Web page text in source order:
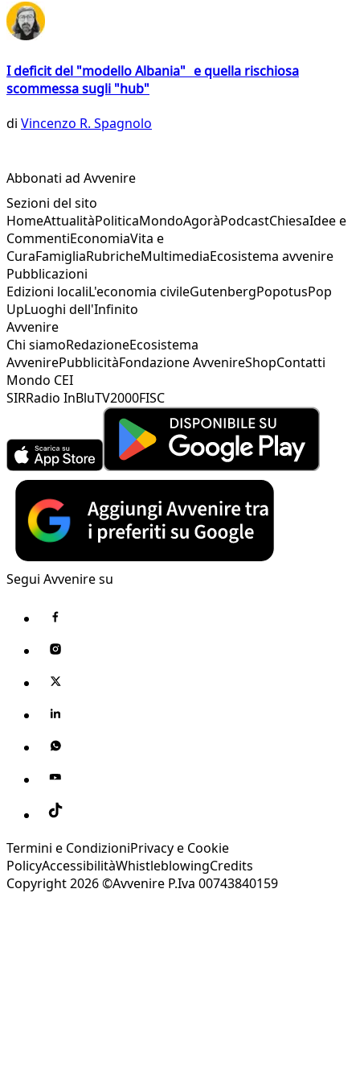
I deficit del "modello Albania" e quella rischiosa
scommessa sugli "hub"
di Vincenzo R. Spagnolo
Abbonati ad Avvenire
Sezioni del sito
HomeAttualitàPoliticaMondoAgoràPodcastChiesaIdee e
CommentiEconomiaVita e
CuraFamigliaRubricheMultimediaEcosistema avvenire
Pubblicazioni
Edizioni localiL'economia civileGutenbergPopotusPop
UpLuoghi dell'Infinito
Avvenire
Chi siamoRedazioneEcosistema
AvvenirePubblicitàFondazione AvvenireShopContatti
Mondo CEI
SIRRadio InBluTV2000FISC
Segui Avvenire su
Termini e CondizioniPrivacy e Cookie
PolicyAccessibilitàWhistleblowingCredits
Copyright 2026 ©Avvenire P.Iva 00743840159